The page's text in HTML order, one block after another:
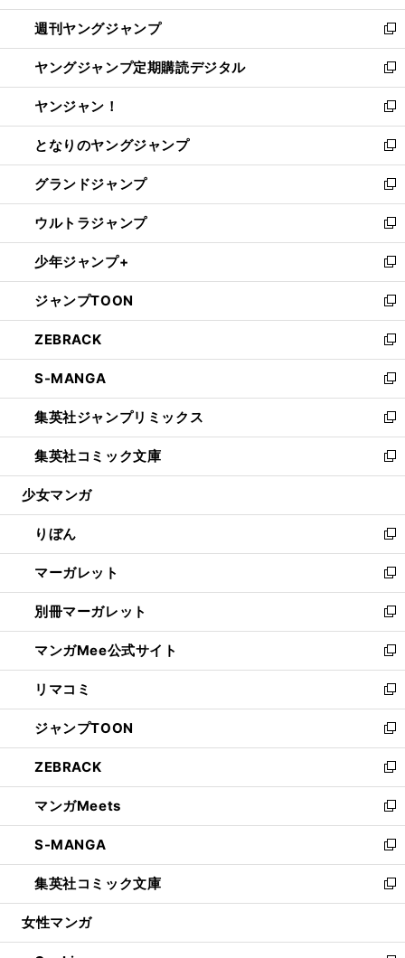
開
く
ウ
で
開
く
ン
ド
ウ
で
開
く
ウ
ィ
ン
ド
ウ
で
開
く
週刊ヤングジャンプ
新
し
い
ウ
ィ
ン
ド
ウ
で
開
く
ヤングジャンプ定期購読デジタル
新
し
い
ウ
ィ
ン
ド
ウ
で
開
く
ヤンジャン！
新
し
い
ウ
ィ
ン
ド
ウ
で
開
く
となりのヤングジャンプ
新
し
い
ウ
ィ
ン
ド
ウ
で
開
く
グランドジャンプ
新
し
い
ウ
ィ
ン
ド
ウ
で
開
く
ウルトラジャンプ
新
し
い
ウ
ィ
ン
ド
ウ
で
開
く
少年ジャンプ+
新
し
い
ウ
ィ
ン
ド
ウ
で
開
く
ジャンプTOON
新
し
い
ウ
ィ
ン
ド
ウ
で
開
ZEBRACK
新
し
い
ウ
ィ
ン
ド
ウ
開
く
S-MANGA
新
し
い
ウ
ィ
ン
ウ
で
開
く
集英社ジャンプリミックス
新
し
い
ウ
ン
ド
ウ
で
開
く
集英社コミック文庫
新
し
ウ
ィ
ン
ド
ウ
で
開
く
少女マンガ
りぼん
新
し
い
ウ
ィ
ン
ド
ウ
で
開
く
マーガレット
新
し
い
ウ
ィ
ン
ド
ウ
で
開
く
別冊マーガレット
新
し
い
ウ
ィ
ン
ド
ウ
で
開
く
マンガMee公式サイト
新
し
い
ウ
ィ
ン
ド
ウ
で
開
く
リマコミ
新
し
い
ウ
ィ
ン
ド
ウ
で
開
く
ジャンプTOON
新
し
い
ウ
ィ
ン
ド
ウ
で
開
ZEBRACK
新
し
い
ウ
ィ
ン
ド
ウ
開
マンガMeets
新
し
い
ウ
ィ
ン
ウ
S-MANGA
新
し
い
ウ
ン
集英社コミック文庫
新
し
ウ
女性マンガ